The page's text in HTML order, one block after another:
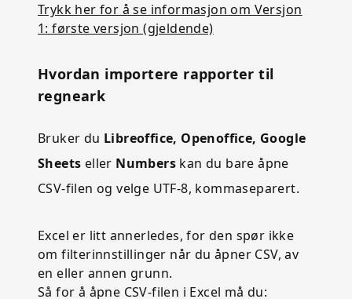
Trykk her for å se informasjon om Versjon
1: første versjon (gjeldende)
Hvordan importere rapporter til
regneark
Bruker du Libreoffice, Openoffice, Google
Sheets eller Numbers kan du bare åpne
CSV-filen og velge UTF-8, kommaseparert.
Excel er litt annerledes, for den spør ikke
om filterinnstillinger når du åpner CSV, av
en eller annen grunn.
Så for å åpne CSV-filen i Excel må du: